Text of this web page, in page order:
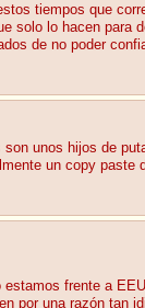
tiempos que
solo lo hacen
de no poder
unos hijos de
un copy
frente a
por una razón